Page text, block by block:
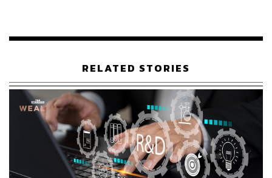
มีนาคม 2024 ซึ่งระบุว่า ปัจจัยสำคัญในการจ้างงานสำหรับ
เกตส์บอกอีกว่า สิ่งที่ควรไฮไลต์ไว้คือท่อนที่สุไลมานเขียนว่า
“แม้เครื่องมือเหล่านี้จะเสริมสติปัญญาของมนุษย์เพียง
ชั่วคราว และจะทำให้เราฉลาดขึ้น มีประสิทธิภาพมากขึ้นชั่ว
ขณะหนึ่ง แต่ในขณะเดียวกันจะเป็นแรงขับเคลื่อนและปลด
ล็อกการเติบโตทางเศรษฐกิจอีกมหาศาล เพราะโดยพื้นฐาน
แล้วเครื่องมือเหล่านี้ก็เข้ามาแทนที่แรงงานนั่นเอง”
RELATED STORIES